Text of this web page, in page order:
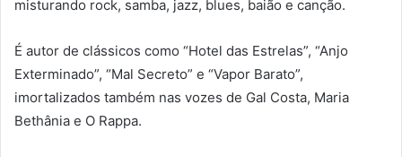
misturando rock, samba, jazz, blues, baião e canção.
É autor de clássicos como “Hotel das Estrelas”, “Anjo
Exterminado”, “Mal Secreto” e “Vapor Barato”,
imortalizados também nas vozes de Gal Costa, Maria
Bethânia e O Rappa.